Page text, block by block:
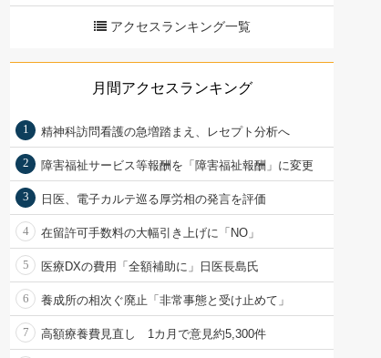
アクセスランキング一覧
月間アクセスランキング
1 精神科訪問看護の急増踏まえ、レセプト分析へ
2 障害福祉サービス等報酬を「障害福祉報酬」に変更
3 日医、電子カルテ巡る厚労相の発言を評価
4 在留許可手数料の大幅引き上げに「NO」
5 医療DXの費用「全額補助に」日医長島氏
6 養成所の相次ぐ廃止「非常事態と受け止めて」
7 高額療養費見直し 1カ月で意見約5,300件